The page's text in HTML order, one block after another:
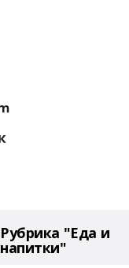
Рубрика "Еда и
напитки"